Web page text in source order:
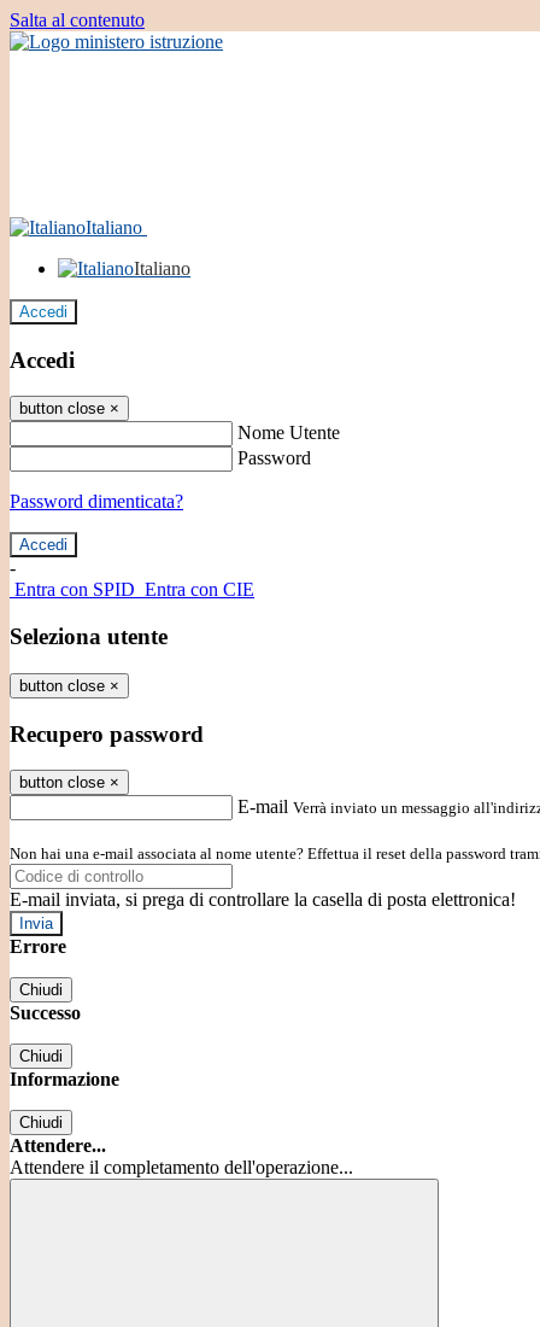
Salta al contenuto
Italiano
Italiano
Accedi
Accedi
button close ×
Nome Utente
Password
Password dimenticata?
-
Entra con SPID Entra con CIE
Seleziona utente
button close ×
Recupero password
button close ×
E-mail Verrà inviato un messaggio
Non hai una e-mail associata al nome utente? Effettua il reset della password
E-mail inviata, si prega di controllare la casella di posta elettronica!
Errore
Chiudi
Successo
Chiudi
Informazione
Chiudi
Attendere...
Attendere il completamento dell'operazione...